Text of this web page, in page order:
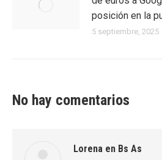
posición en la
5 septiembre, 2025
No hay comentarios
Lorena en Bs As